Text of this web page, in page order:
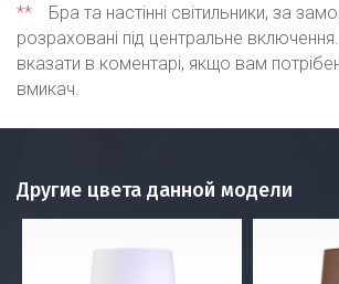
**
Бра та настінні світильники, за
розраховані під центральне
вказати в коментарі, якщо вам
вмикач.
Другие цвета данной модели